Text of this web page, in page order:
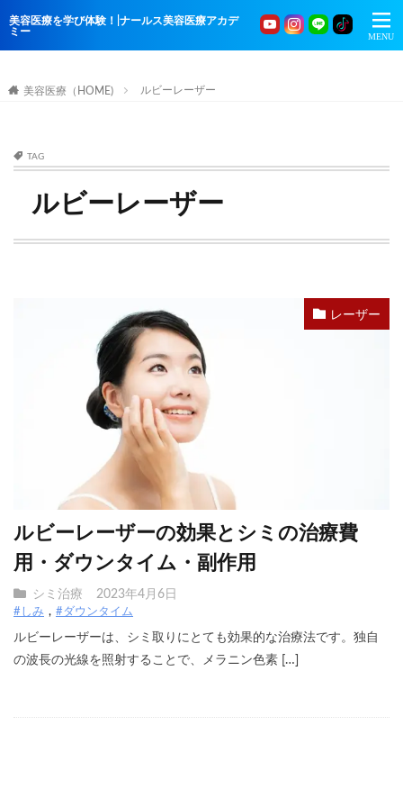
美容医療を学び体験！|ナールス美容医療アカデ
ミー
美容医療（HOME) ルビーレーザー
TAG
ルビーレーザー
レーザー
ルビーレーザーの効果とシミの治療費
用・ダウンタイム・副作用
シミ治療 2023年4月6日
#しみ #ダウンタイム
ルビーレーザーは、シミ取りにとても効果的な治療法です。独自
の波長の光線を照射することで、メラニン色素 […]